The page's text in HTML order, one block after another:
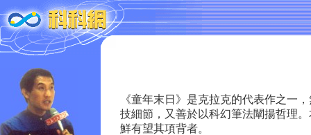
《童年末日》是克拉克的代表作之一
技細節，又善於以科幻筆法闡揚哲理
鮮有望其項背者。